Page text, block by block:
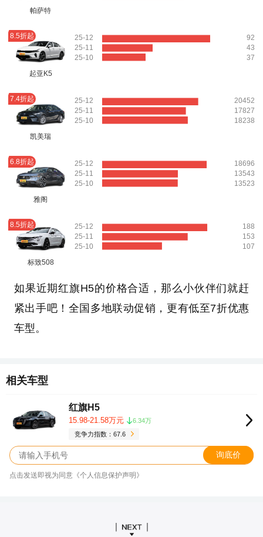
帕萨特
8.5折起
起亚K5
25-12
25-11
25-10
92
43
37
7.4折起
凯美瑞
25-12
25-11
25-10
20452
17827
18238
6.8折起
雅阁
25-12
25-11
25-10
18696
13543
13523
8.5折起
标致508
25-12
25-11
25-10
188
153
107
如果近期红旗H5的价格合适，那么小伙伴们就赶
紧出手吧！全国多地联动促销，更有低至7折优惠
车型。
相关车型
红旗H5
15.98-21.58万元
6.34万
竞争力指数：67.6
询底价
点击发送即视为同意《个人信息保护声明》